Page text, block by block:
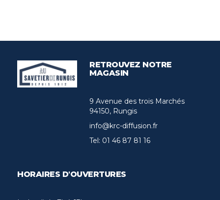
RETROUVEZ NOTRE
MAGASIN
9 Avenue des trois Marchés
94150, Rungis
info@krc-diffusion.fr
Tel: 01 46 87 81 16
HORAIRES D'OUVERTURES